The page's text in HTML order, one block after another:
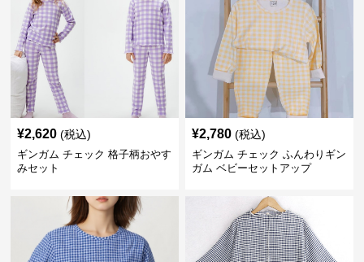
¥2,620 (税込)
ギンガム チェック 格子柄おやす
みセット
¥2,780 (税込)
ギンガム チェック ふんわりギン
ガム ベビーセットアップ